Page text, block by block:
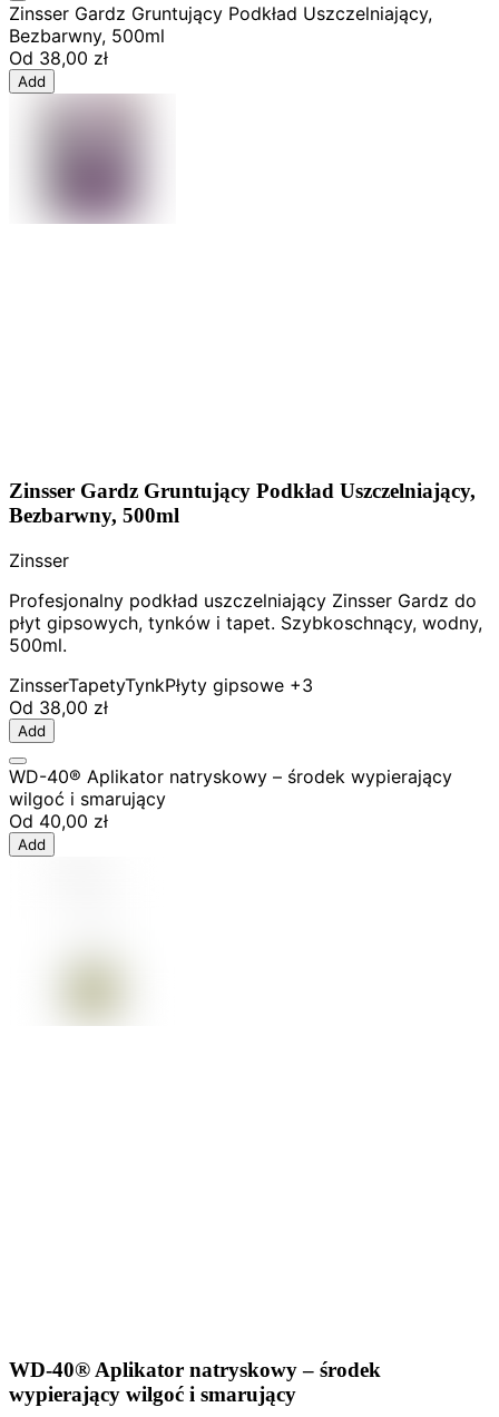
Zinsser Gardz Gruntujący Podkład Uszczelniający,
Bezbarwny, 500ml
Od 38,00 zł
Add
Zinsser Gardz Gruntujący Podkład Uszczelniający,
Bezbarwny, 500ml
Zinsser
Profesjonalny podkład uszczelniający Zinsser Gardz do
płyt gipsowych, tynków i tapet. Szybkoschnący, wodny,
500ml.
ZinsserTapetyTynkPłyty gipsowe +3
Od 38,00 zł
Add
WD-40® Aplikator natryskowy – środek wypierający
wilgoć i smarujący
Od 40,00 zł
Add
WD-40® Aplikator natryskowy – środek
wypierający wilgoć i smarujący